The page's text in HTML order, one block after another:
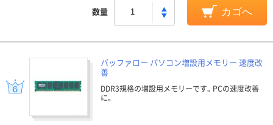
数量 カゴへ
バッファロー パソコン増設用メモリー 速度改
善
DDR3規格の増設用メモリーです。PCの速度改善
に。